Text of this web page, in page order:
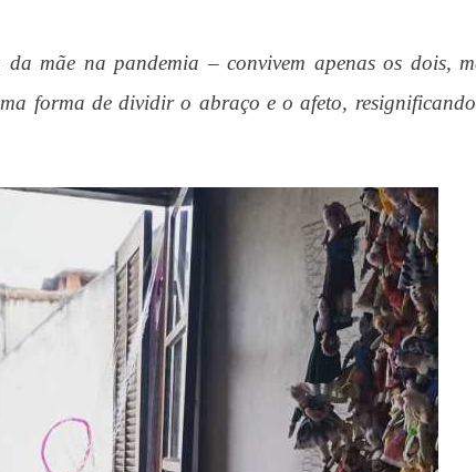
mãe na pandemia – convivem apenas os dois,
forma de dividir o abraço e o afeto,